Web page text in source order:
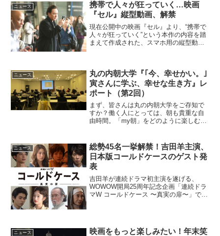
ニュース
携帯で人々が狂っていく…映画
『セル』縦型動画、解禁
現在公開中の映画『セル』より、“携帯で
人々が狂っていく”という本作の内容を踏
まえて作成された、スマホ用の縦型動画
の空港から別居中...
ニュース
丸の内朝大学『｢今、幸せかい。｣
寅さんに学ぶ、幸せな生き方』レ
ポート（第2回）
まず、皆さんは丸の内朝大学をご存知で
すか？働く人にとっては、朝も貴重な自
由時間。「my朝」をどのように楽しむか
間と学ぶ。新しい朝の過ごし方を提案し
ているのが、丸の内朝大...
ニュース
総勢45名一挙解禁！吉田羊主演、
日本版コールドケースのゲスト発
表
吉田羊が連続ドラマ初主演を遂げる、
WOWOW開局25周年記念企画「連続ドラ
マW コールドケース 〜真実の扉〜」で各
WOW...
ニュース
映画をもっと楽しみたい！年末笑